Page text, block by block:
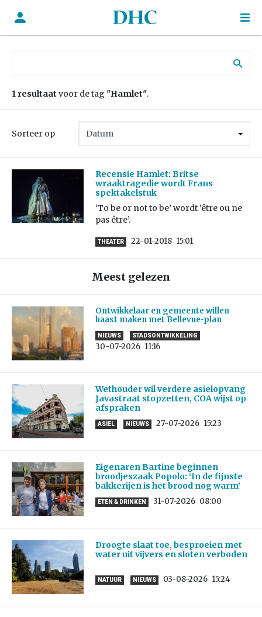
1 resultaat voor de tag "Hamlet".
Sorteer op
Recensie Hamlet: Britse
wraaktragedie wordt Frans
spektakelstuk
‘To be or not to be’ wordt ‘être ou ne
pas être’.
THEATER 22-01-2018 15:01
Meest gelezen
Ontwikkelaar en gemeente willen
haast maken met Bellevue-plan
NIEUWS STADSONTWIKKELING
30-07-2026 11:16
Wethouder wil verdere asielopvang
Javastraat stopzetten, COA wijst op
afspraken
ASIEL NIEUWS 27-07-2026 15:23
Eigenaren Bartine beginnen
broodjeszaak Popolo: ‘In de fijnste
bakkerijen is het brood nog warm’
ETEN & DRINKEN 31-07-2026 08:00
Droogte slaat toe, besproeien met
water uit vijvers en sloten verboden
NATUUR NIEUWS 03-08-2026 15:24